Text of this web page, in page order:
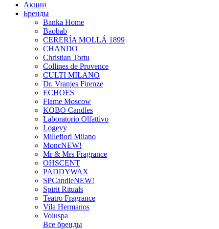
Акции
Бренды
Banka Home
Baobab
CERERÍA MOLLÁ 1899
CHANDO
Christian Tortu
Collines de Provence
CULTI MILANO
Dr. Vranjes Firenze
ECHOES
Flame Moscow
KOBO Candles
Laboratorio Olfattivo
Logevy
Millefiori Milano
MoncNEW!
Mr & Mrs Fragrance
OHSCENT
PADDYWAX
SPCandleNEW!
Spirit Rituals
Teatro Fragrance
Vila Hermanos
Voluspa
Все бренды